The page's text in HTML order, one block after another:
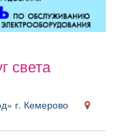
Проекты
света
г. Кемерово